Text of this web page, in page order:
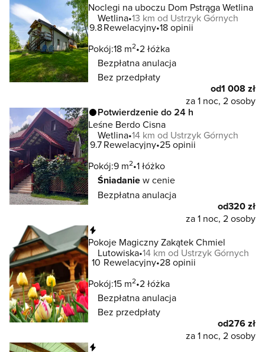
Noclegi na uboczu Dom Pstrąga Wetlina
Wetlina 13 km od Ustrzyk Górnych
9.8Rewelacyjny 18 opinii
Pokój:18 m2 2 łóżka
Bezpłatna anulacja
Bez przedpłaty
od1 008 zł
za 1 noc, 2 osoby
Potwierdzenie do 24 h
Leśne Berdo Cisna
Wetlina 14 km od Ustrzyk Górnych
9.7Rewelacyjny 25 opinii
Pokój:9 m2 1 łóżko
Śniadaniew cenie
Bezpłatna anulacja
od320 zł
za 1 noc, 2 osoby
Pokoje Magiczny Zakątek Chmiel
Lutowiska 14 km od Ustrzyk Górnych
10 Rewelacyjny 28 opinii
Pokój:15 m2 2 łóżka
Bezpłatna anulacja
Bez przedpłaty
od276 zł
za 1 noc, 2 osoby